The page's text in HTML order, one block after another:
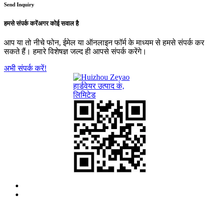
Send Inquiry
हमसे संपर्क करेंअगर कोई सवाल है
आप या तो नीचे फोन, ईमेल या ऑनलाइन फॉर्म के माध्यम से हमसे संपर्क कर
सकते हैं। हमारे विशेषज्ञ जल्द ही आपसे संपर्क करेंगे।
अभी संपर्क करें!